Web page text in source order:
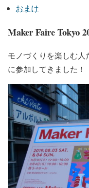
おまけ
Maker Faire Tokyo
モノづくりを楽しむ人
に参加してきました！